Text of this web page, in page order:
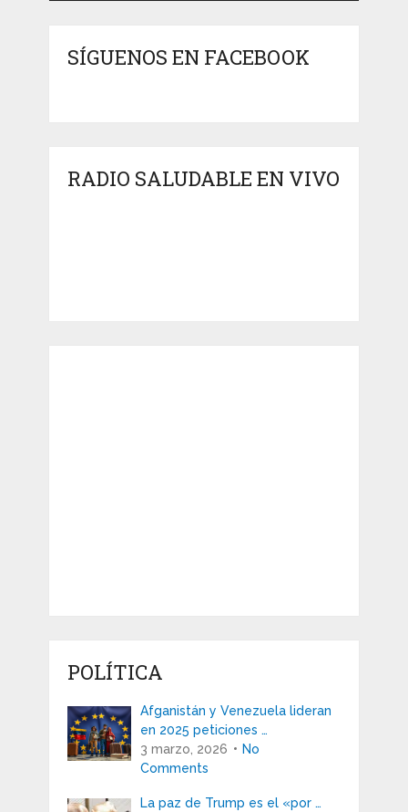
SÍGUENOS EN FACEBOOK
RADIO SALUDABLE EN VIVO
POLÍTICA
Afganistán y Venezuela lideran
en 2025 peticiones …
3 marzo, 2026
No
Comments
La paz de Trump es el «por …